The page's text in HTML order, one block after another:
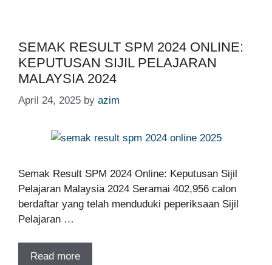
SEMAK RESULT SPM 2024 ONLINE:
KEPUTUSAN SIJIL PELAJARAN
MALAYSIA 2024
April 24, 2025 by azim
Semak Result SPM 2024 Online: Keputusan Sijil
Pelajaran Malaysia 2024 Seramai 402,956 calon
berdaftar yang telah menduduki peperiksaan Sijil
Pelajaran …
Read more